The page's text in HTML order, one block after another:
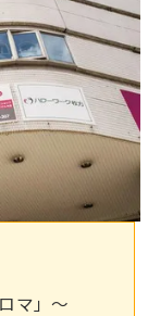
マ」〜